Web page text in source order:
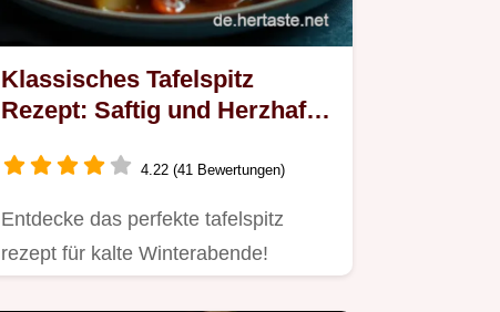
Klassisches Tafelspitz
Rezept: Saftig und Herzhaft
4.22 (41 Bewertungen)
Entdecke das perfekte tafelspitz
rezept für kalte Winterabende!